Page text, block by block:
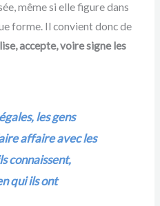
même si elle figure dans
forme. Il convient donc de
accepte, voire signe les
les gens
affaire avec les
connaissent,
qui ils ont